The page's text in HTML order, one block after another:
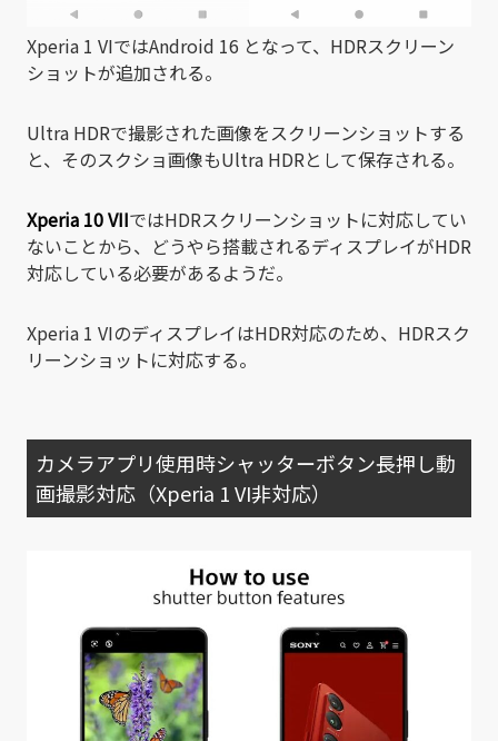
Xperia 1 VIではAndroid 16 となって、HDRスクリーン
ショットが追加される。
Ultra HDRで撮影された画像をスクリーンショットする
と、そのスクショ画像もUltra HDRとして保存される。
Xperia 10 VIIではHDRスクリーンショットに対応してい
ないことから、どうやら搭載されるディスプレイがHDR
対応している必要があるようだ。
Xperia 1 VIのディスプレイはHDR対応のため、HDRスク
リーンショットに対応する。
カメラアプリ使用時シャッターボタン長押し動
画撮影対応（Xperia 1 VI非対応）